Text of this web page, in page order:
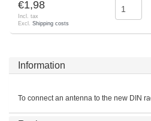
€1,98
Incl. tax
Excl. Shipping costs
Information
To connect an antenna to the new DIN